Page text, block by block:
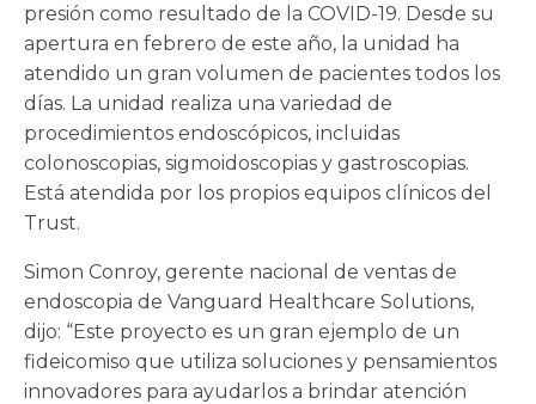
presión como resultado de la COVID-19. Desde su
apertura en febrero de este año, la unidad ha
atendido un gran volumen de pacientes todos los
días. La unidad realiza una variedad de
procedimientos endoscópicos, incluidas
colonoscopias, sigmoidoscopias y gastroscopias.
Está atendida por los propios equipos clínicos del
Trust.
Simon Conroy, gerente nacional de ventas de
endoscopia de Vanguard Healthcare Solutions,
dijo: “Este proyecto es un gran ejemplo de un
fideicomiso que utiliza soluciones y pensamientos
innovadores para ayudarlos a brindar atención